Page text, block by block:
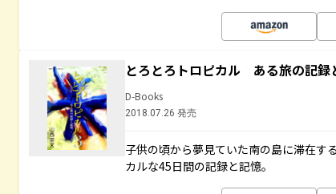
とろとろトロピカル ある旅の記
D-Books
2018.07.26 発売
子供の頃から夢見ていた南の島に滞在す
カルな45日間の記録と記憶。